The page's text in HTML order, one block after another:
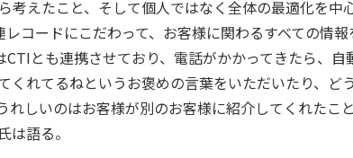
えたこと、そして個人ではなく全体の最適化を中
コードにこだわって、お客様に関わるすべての情報
とも連携させており、電話がかかってきたら、自
れてるねというお褒めの言葉をいただいたり、ど
しいのはお客様が別のお客様に紹介してくれたこ
語る。